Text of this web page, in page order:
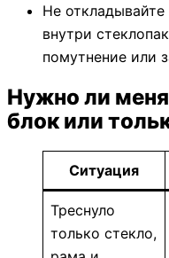
Не
внутри
помутнение или
Нужно ли
блок или
Ситуация
Треснуло
только стекло,